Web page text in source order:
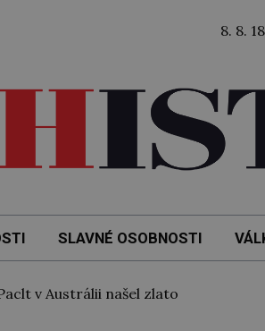
8. 8. 1877:
SLAVNÉ OSOBNOSTI
v Austrálii našel zlato